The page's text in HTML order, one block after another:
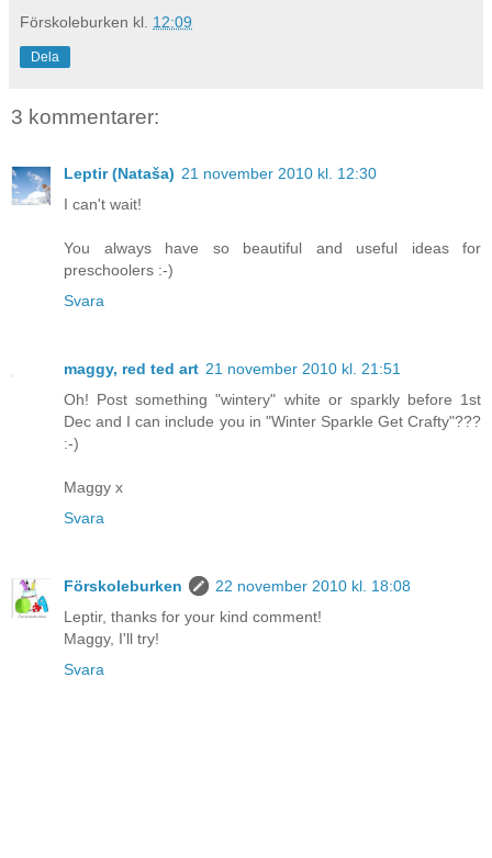
Förskoleburken kl. 12:09
Dela
3 kommentarer:
Leptir (Nataša) 21 november 2010 kl. 12:30
I can't wait!
You always have so beautiful and useful ideas for
preschoolers :-)
Svara
maggy, red ted art 21 november 2010 kl. 21:51
Oh! Post something "wintery" white or sparkly before 1st
Dec and I can include you in "Winter Sparkle Get Crafty"???
:-)
Maggy x
Svara
Förskoleburken
22 november 2010 kl. 18:08
Leptir, thanks for your kind comment!
Maggy, I'll try!
Svara